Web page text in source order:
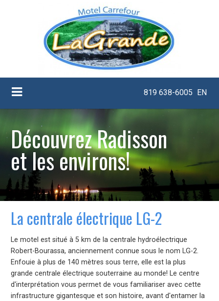
819 638-6005 EN
Découvrez Radisson
et les environs!
La centrale électrique LG-2
Le motel est situé à 5 km de la centrale hydroélectrique
Robert-Bourassa, anciennement connue sous le nom LG-2.
Enfouie à plus de 140 mètres sous terre, elle est la plus
grande centrale électrique souterraine au monde! Le centre
d'interprétation vous permet de vous familiariser avec cette
infrastructure gigantesque et son histoire, avant d'entamer la